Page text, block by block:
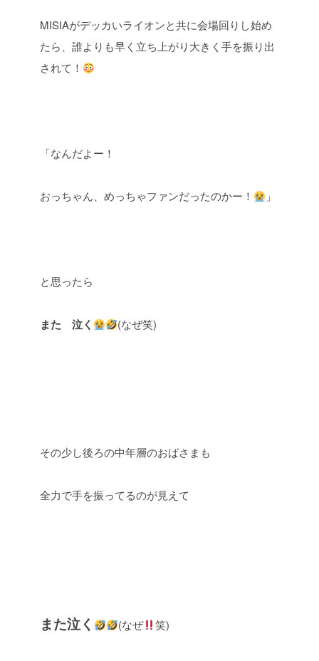
MISIAがデッカいライオンと共に会場回りし始め
たら、誰よりも早く立ち上がり大きく手を振り出
されて！
「なんだよー！
おっちゃん、めっちゃファンだったのかー！ 」
と思ったら
また 泣く (なぜ笑)
その少し後ろの中年層のおばさまも
全力で手を振ってるのが見えて
また泣く (なぜ 笑)